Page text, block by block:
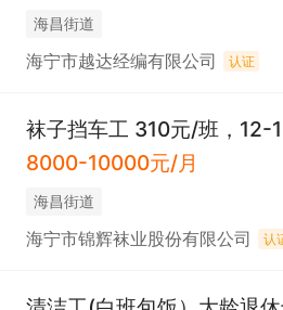
海昌街道
海宁市越达经编有限公司 认证
8000-10000元/月
海昌街道
海宁市锦辉袜业股份有限公司 认